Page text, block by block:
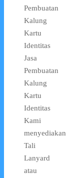
Pembuatan
Kalung
Kartu
Identitas
Jasa
Pembuatan
Kalung
Kartu
Identitas
Kami
menyediakan
Tali
Lanyard
atau